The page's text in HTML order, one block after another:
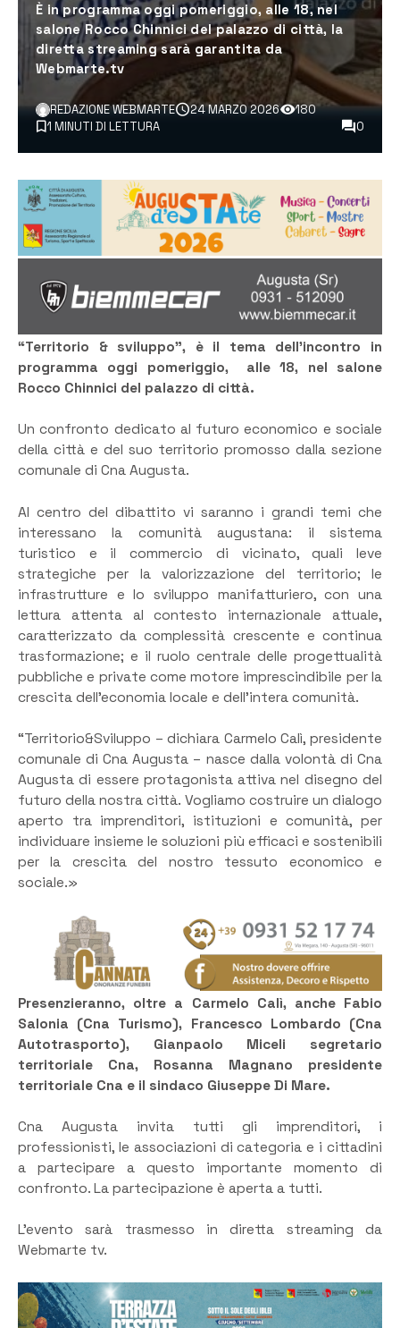
È in programma oggi pomeriggio, alle 18, nel
salone Rocco Chinnici del palazzo di città, la
diretta streaming sarà garantita da
Webmarte.tv
REDAZIONE WEBMARTE 24 MARZO 2026
180
1 MINUTI DI LETTURA
0
“Territorio & sviluppo”, è il tema dell’incontro in
programma oggi pomeriggio, alle 18, nel salone
Rocco Chinnici del palazzo di città.
Un confronto dedicato al futuro economico e sociale
della città e del suo territorio promosso dalla sezione
comunale di Cna Augusta.
Al centro del dibattito vi saranno i grandi temi che
interessano la comunità augustana: il sistema
turistico e il commercio di vicinato, quali leve
strategiche per la valorizzazione del territorio; le
infrastrutture e lo sviluppo manifatturiero, con una
lettura attenta al contesto internazionale attuale,
caratterizzato da complessità crescente e continua
trasformazione; e il ruolo centrale delle progettualità
pubbliche e private come motore imprescindibile per la
crescita dell’economia locale e dell’intera comunità.
“Territorio&Sviluppo – dichiara Carmelo Calì, presidente
comunale di Cna Augusta – nasce dalla volontà di Cna
Augusta di essere protagonista attiva nel disegno del
futuro della nostra città. Vogliamo costruire un dialogo
aperto tra imprenditori, istituzioni e comunità, per
individuare insieme le soluzioni più efficaci e sostenibili
per la crescita del nostro tessuto economico e
sociale.»
Presenzieranno, oltre a Carmelo Calì, anche Fabio
Salonia (Cna Turismo), Francesco Lombardo (Cna
Autotrasporto), Gianpaolo Miceli segretario
territoriale Cna, Rosanna Magnano presidente
territoriale Cna e il sindaco Giuseppe Di Mare.
Cna Augusta invita tutti gli imprenditori, i
professionisti, le associazioni di categoria e i cittadini
a partecipare a questo importante momento di
confronto. La partecipazione è aperta a tutti.
L’evento sarà trasmesso in diretta streaming da
Webmarte tv.